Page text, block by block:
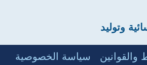
وتوليد
والقوانين
سياسة الخصوصية